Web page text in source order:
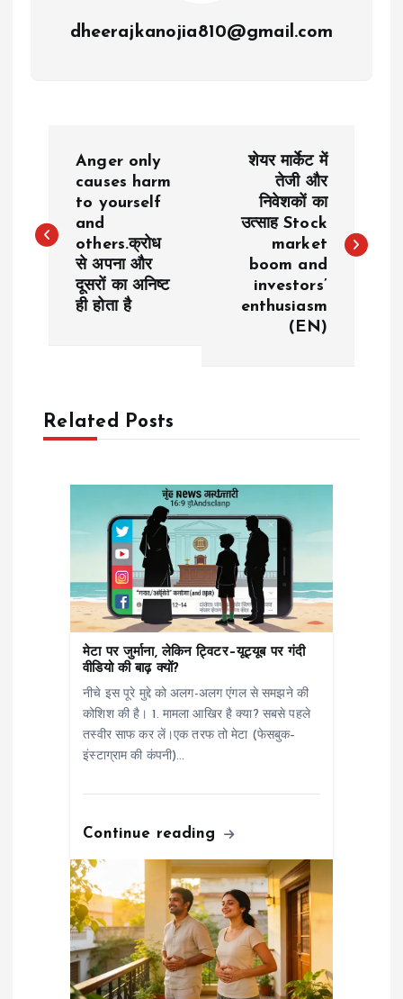
dheerajkanojia810@gmail.com
s
v
Anger only
causes harm
to yourself
and
others.क्रोध
से अपना और
दूसरों का अनिष्ट
ही होता है
शेयर मार्केट में
तेजी और
निवेशकों का
उत्साह Stock
market
boom and
investors’
enthusiasm
(EN)
Related Posts
मेटा पर जुर्माना, लेकिन ट्विटर–यूट्यूब पर गंदी
वीडियो की बाढ़ क्यों?
नीचे इस पूरे मुद्दे को अलग-अलग एंगल से समझने की
कोशिश की है। 1. मामला आखिर है क्या? सबसे पहले
तस्वीर साफ कर लें।एक तरफ तो मेटा (फेसबुक–
इंस्टाग्राम की कंपनी)…
Continue reading